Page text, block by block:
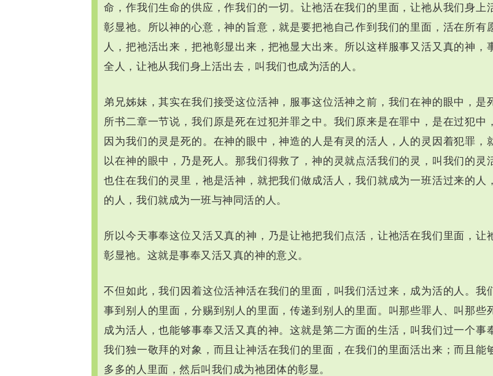
命，作我们生命的供应，作我们的一切。让祂活在我们的里面，让祂从我们身
彰显祂。所以神的心意，神的旨意，就是要把祂自己作到我们的里面，活在所
人，把祂活出来，把祂彰显出来，把祂显大出来。所以这样服事又活又真的神
全人，让祂从我们身上活出去，叫我们也成为活的人。
弟兄姊妹，其实在我们接受这位活神，服事这位活神之前，我们在神的眼中，
所书二章一节说，我们原是死在过犯并罪之中。我们原来是在罪中，是在过犯
因为我们的灵是死的。在神的眼中，神造的人是有灵的活人，人的灵因着犯罪
以在神的眼中，乃是死人。那我们得救了，神的灵就点活我们的灵，叫我们的
也住在我们的灵里，祂是活神，就把我们做成活人，我们就成为一班活过来的
的人，我们就成为一班与神同活的人。
所以今天事奉这位又活又真的神，乃是让祂把我们点活，让祂活在我们里面，
彰显祂。这就是事奉又活又真的神的意义。
不但如此，我们因着这位活神活在我们的里面，叫我们活过来，成为活的人。
事到别人的里面，分赐到别人的里面，传递到别人的里面。叫那些罪人、叫那
成为活人，也能够事奉又活又真的神。这就是第二方面的生活，叫我们过一个
我们独一敬拜的对象，而且让神活在我们的里面，在我们的里面活出来；而且
多多的人里面，然后叫我们成为祂团体的彰显。